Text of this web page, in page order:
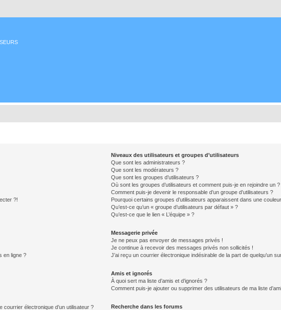
?!
en ligne ?
courrier électronique d’un utilisateur ?
Niveaux des utilisateurs et groupes d’utilisateurs
Que sont les administrateurs ?
Que sont les modérateurs ?
Que sont les groupes d’utilisateurs ?
Où sont les groupes d’utilisateurs et comment puis-je en rejoindre un ?
Comment puis-je devenir le responsable d’un groupe d’utilisateurs ?
Pourquoi certains groupes d’utilisateurs apparaissent dans une
Qu’est-ce qu’un « groupe d’utilisateurs par défaut » ?
Qu’est-ce que le lien « L’équipe » ?
Messagerie privée
Je ne peux pas envoyer de messages privés !
Je continue à recevoir des messages privés non sollicités !
J’ai reçu un courrier électronique indésirable de la part de quelqu’un
Amis et ignorés
À quoi sert ma liste d’amis et d’ignorés ?
Comment puis-je ajouter ou supprimer des utilisateurs de ma liste
Recherche dans les forums